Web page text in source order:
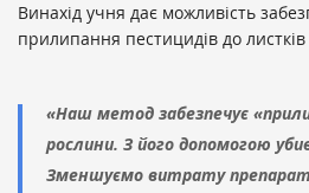
Винахід учня дає можливість
прилипання пестицидів до
«Наш метод забезпечує
рослини. З його допомогою
Зменшуємо витрату